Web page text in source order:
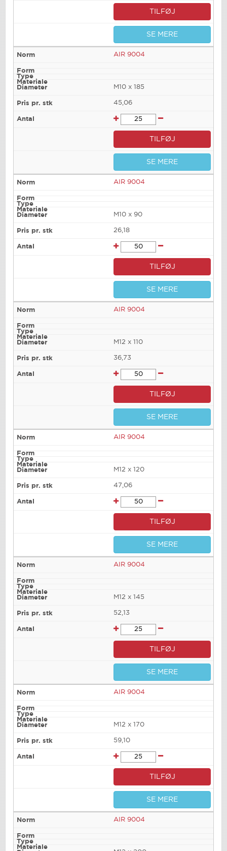
TILFØJ
SE MERE
AIR 9004
M10 x 185
45,06
TILFØJ
SE MERE
AIR 9004
M10 x 90
26,18
TILFØJ
SE MERE
AIR 9004
M12 x 110
36,73
TILFØJ
SE MERE
AIR 9004
M12 x 120
47,06
TILFØJ
SE MERE
AIR 9004
M12 x 145
52,13
TILFØJ
SE MERE
AIR 9004
M12 x 170
59,10
TILFØJ
SE MERE
AIR 9004